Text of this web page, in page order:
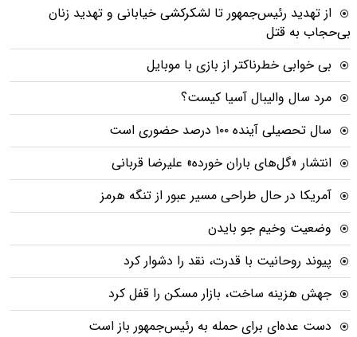
از تهدید رئیس‌جمهور تا لشکرکشی خیابانی و تهدید زنان
بی‌حجاب به قتل
بی خوابی خطرناکتر از بازی با موبایل
مرد سال والیبال آسیا کیست؟
سال تحصیلی آینده ۱۰۰ درصد حضوری است
انتشار «گل‌های باران خورده» علیرضا قربانی
آمریکا در حال طراحی مسیر عبور از تنگه هرمز
وضعیت وخیم جو بایدن
پیوند روحانیت با قدرت، نقد را دشوار کرد
جهش هزینه ساخت، بازار مسکن را قفل کرد
دست عده‌ای برای حمله به رئیس‌جمهور باز است